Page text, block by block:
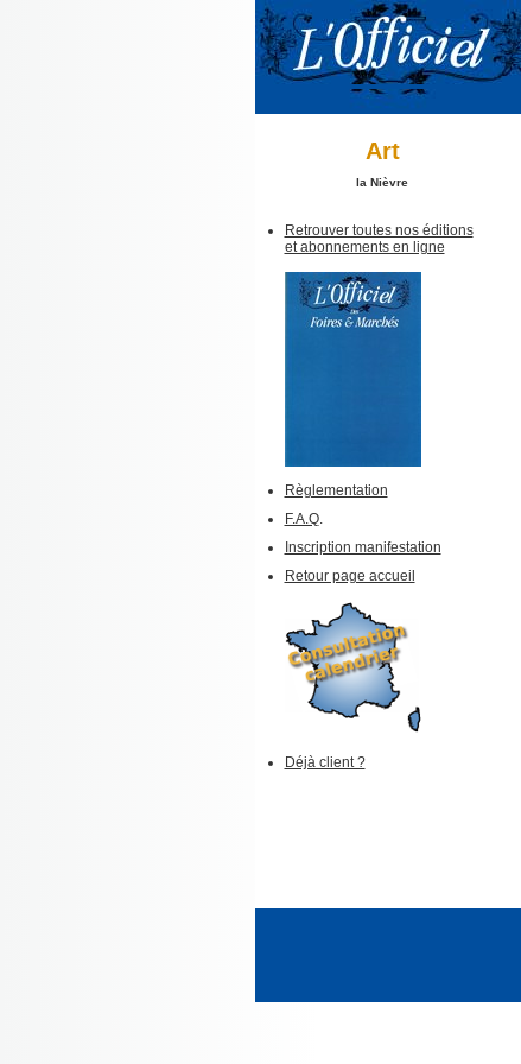
Art
la Nièvre
Retrouver toutes nos éditions
et abonnements en ligne
Règlementation
F.A.Q.
Inscription manifestation
Retour page accueil
Déjà client ?